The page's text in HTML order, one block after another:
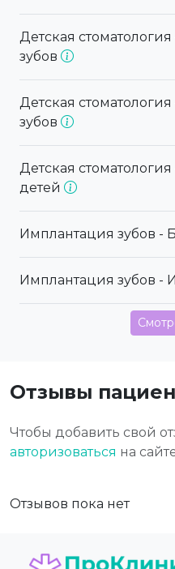
Детская
зубов
Детская
зубов
Детская
детей
Имплантация зубов -
Имплантация зубов -
Отзывы
Чтобы добавить свой
авторизоваться на
Отзывов пока нет